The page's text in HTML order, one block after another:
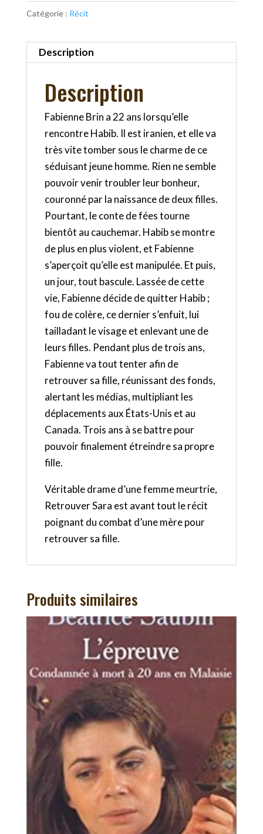
Catégorie : Récit
Description
Description
Fabienne Brin a 22 ans lorsqu’elle
rencontre Habib. Il est iranien, et elle va
très vite tomber sous le charme de ce
séduisant jeune homme. Rien ne semble
pouvoir venir troubler leur bonheur,
couronné par la naissance de deux filles.
Pourtant, le conte de fées tourne
bientôt au cauchemar. Habib se montre
de plus en plus violent, et Fabienne
s’aperçoit qu’elle est manipulée. Et puis,
un jour, tout bascule. Lassée de cette
vie, Fabienne décide de quitter Habib ;
fou de colère, ce dernier s’enfuit, lui
tailladant le visage et enlevant une de
leurs filles. Pendant plus de trois ans,
Fabienne va tout tenter afin de
retrouver sa fille, réunissant des fonds,
alertant les médias, multipliant les
déplacements aux États-Unis et au
Canada. Trois ans à se battre pour
pouvoir finalement étreindre sa propre
fille.
Véritable drame d’une femme meurtrie,
Retrouver Sara est avant tout le récit
poignant du combat d’une mère pour
retrouver sa fille.
Produits similaires